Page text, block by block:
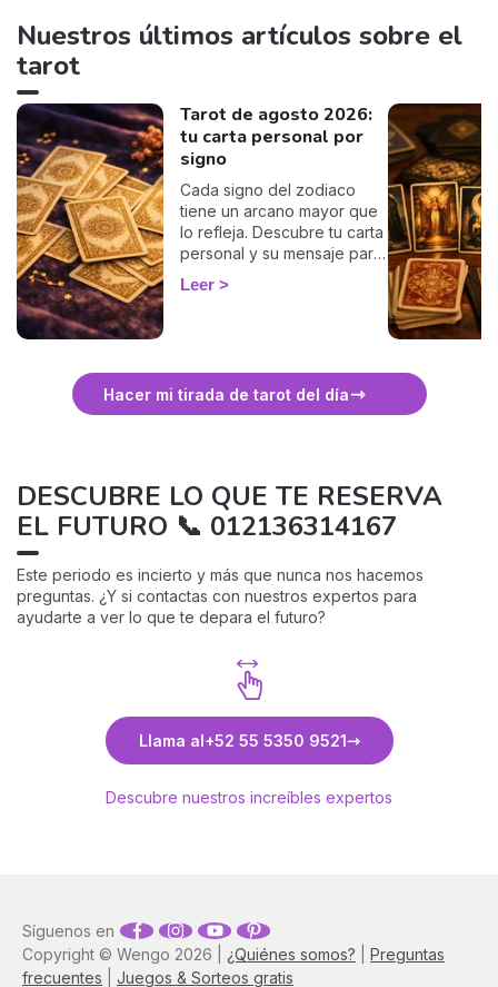
Nuestros últimos artículos sobre el
tarot
Tarot de agosto 2026:
tu carta personal por
signo
Cada signo del zodiaco
tiene un arcano mayor que
lo refleja. Descubre tu carta
personal y su mensaje para
agosto, signo por signo.
Leer
Hacer mi tirada de tarot del día
DESCUBRE LO QUE TE RESERVA
EL FUTURO 📞 012136314167
Este periodo es incierto y más que nunca nos hacemos
preguntas. ¿Y si contactas con nuestros expertos para
ayudarte a ver lo que te depara el futuro?
Llama al+52 55 5350 9521
Descubre nuestros increíbles expertos
Copyright © Wengo 2026 | ¿Quiénes somos?
Preguntas
frecuentes
Juegos & Sorteos gratis
Síguenos en